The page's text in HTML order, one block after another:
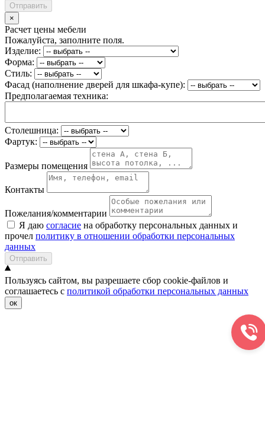
Отправить
×
Расчет цены мебели
Пожалуйста, заполните поля.
Изделие:
Форма:
Стиль:
Фасад (наполнение дверей для шкафа-купе):
Предполагаемая техника:
Столешница:
Фартук:
Размеры помещения
Контакты
Пожелания/комментарии
Я даю согласие на обработку персональных данных и
прочел политику в отношении обработки персональных
данных
Отправить
Пользуясь сайтом, вы разрешаете сбор cookie-файлов и
соглашаетесь с политикой обработки персональных данных
ок